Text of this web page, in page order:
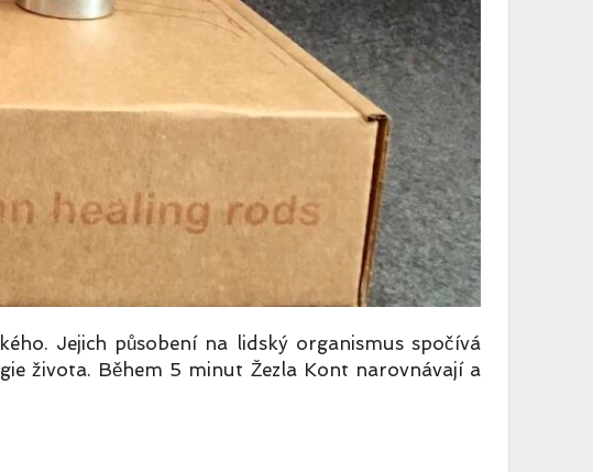
Jejich působení na lidský organismus spočívá
života. Během 5 minut Žezla Kont narovnávají a